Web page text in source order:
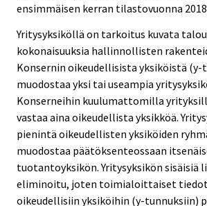
ensimmäisen kerran tilastovuonna
Yritysyksiköllä on tarkoitus kuvata
kokonaisuuksia hallinnollisten
Konsernin oikeudellisista yksiköistä (y-
muodostaa yksi tai useampia
Konserneihin kuulumattomilla
vastaa aina oikeudellista yksikköä.
pienintä oikeudellisten yksiköiden
muodostaa päätöksenteossaan
tuotantoyksikön. Yritysyksikön sisäisiä
eliminoitu, joten toimialoittaiset
oikeudellisiin yksiköihin (y-tunnuksiin)